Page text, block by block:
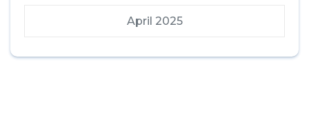
April 2025